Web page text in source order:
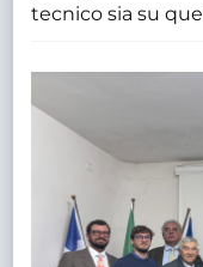
tecnico sia su